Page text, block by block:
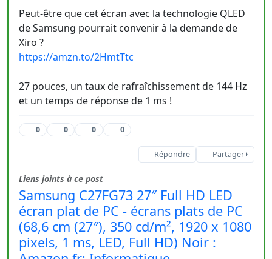
Peut-être que cet écran avec la technologie QLED
de Samsung pourrait convenir à la demande de
Xiro ?
https://amzn.to/2HmtTtc
27 pouces, un taux de rafraîchissement de 144 Hz
et un temps de réponse de 1 ms !
0 0 0 0
Répondre Partager
Liens joints à ce post
Samsung C27FG73 27″ Full HD LED
écran plat de PC - écrans plats de PC
(68,6 cm (27″), 350 cd/m², 1920 x 1080
pixels, 1 ms, LED, Full HD) Noir :